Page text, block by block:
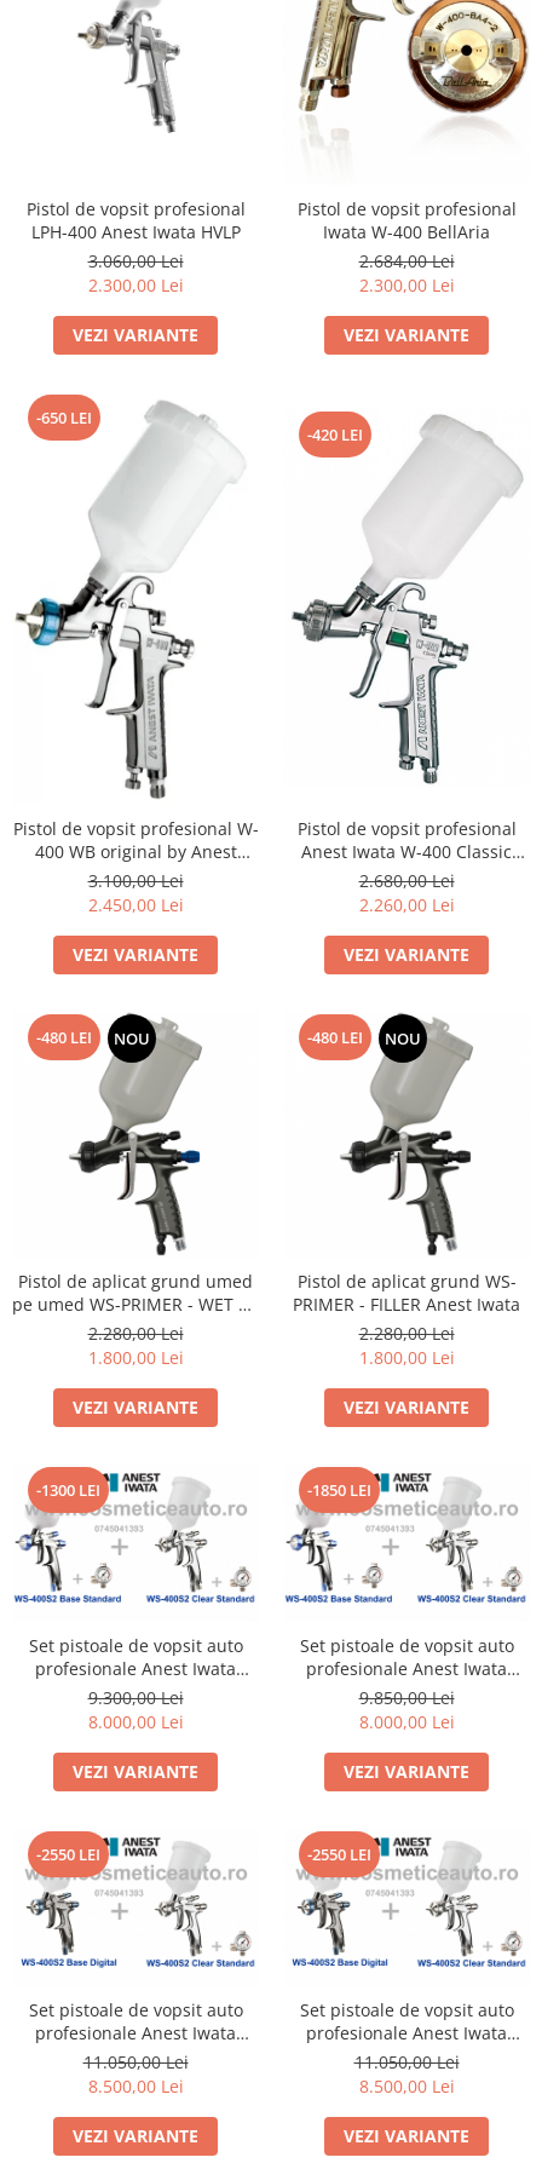
Pompe pneumatice cu membrana
dubla Anest Iwata Japonia
Rezervoare de vopsit cu presiune
Aerografe Iwata Custom Micron
Series
Manometre
Manometre Iwata Japonia
Cosmetice Auto
Produse Pentru Interior
Produse Pentru Exterior
Produse Pentru Cabrio
Accesorii Auto
Kituri antipana
Blufixx - kituri pentru reparații
Instalatii pneumatice si accesorii
Cuple rapide pneumatice
profesionale
TANOS Systainer cutii
organizatoare pentru depozitare si
Cutii organizatoare pentru
depozitare si transport - TANOS
Placi modulare Swisstrax
Service și mentenanță
Pistol de vopsit profesional
LPH-400 Anest Iwata HVLP
3.060,00 Lei
2.300,00 Lei
VEZI VARIANTE
Pistol de vopsit profesional
Iwata W-400 BellAria
2.684,00 Lei
2.300,00 Lei
VEZI VARIANTE
-650 LEI
Pistol de vopsit profesional W-
400 WB original by Anest
Iwata
3.100,00 Lei
2.450,00 Lei
VEZI VARIANTE
-420 LEI
Pistol de vopsit profesional
Anest Iwata W-400 Classic
Plus
2.680,00 Lei
2.260,00 Lei
VEZI VARIANTE
-480 LEI NOU
Pistol de aplicat grund umed
pe umed WS-PRIMER - WET on
WET Anest Iwata
2.280,00 Lei
1.800,00 Lei
VEZI VARIANTE
-480 LEI NOU
Pistol de aplicat grund WS-
PRIMER - FILLER Anest Iwata
2.280,00 Lei
1.800,00 Lei
VEZI VARIANTE
-1300 LEI
Set pistoale de vopsit auto
profesionale Anest Iwata
SUPERIOR SET WS-400SR2
BASE Standard + WS-400SR2
9.300,00 Lei
8.000,00 Lei
VEZI VARIANTE
-1850 LEI
Set pistoale de vopsit auto
profesionale Anest Iwata
SUPERIOR SET WS-400SR2
BASE Standard + WS-400SR2
9.850,00 Lei
8.000,00 Lei
VEZI VARIANTE
-2550 LEI
Set pistoale de vopsit auto
profesionale Anest Iwata
SUPERIOR SET WS-400SR2
BASE Digital + WS-400SR2
11.050,00 Lei
8.500,00 Lei
VEZI VARIANTE
-2550 LEI
Set pistoale de vopsit auto
profesionale Anest Iwata
SUPERIOR SET WS-400SR2
BASE Digital + WS-400SR2
11.050,00 Lei
8.500,00 Lei
VEZI VARIANTE